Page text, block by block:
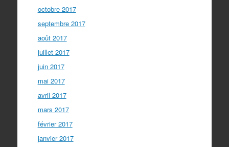
octobre 2017
septembre 2017
août 2017
juillet 2017
juin 2017
mai 2017
avril 2017
mars 2017
février 2017
janvier 2017